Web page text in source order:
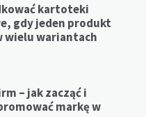
kartoteki
gdy jeden produkt
wielu wariantach
– jak zacząć i
markę w